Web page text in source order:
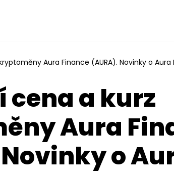
Aura Finance (AURA). Novinky o Aura
a kurz
Aura
o